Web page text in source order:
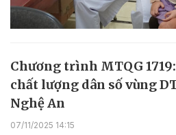
Chương trình MTQG
chất lượng dân số vùng
Nghệ An
07/11/2025 14:15